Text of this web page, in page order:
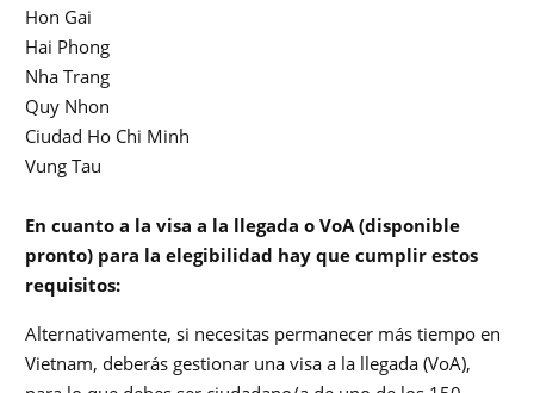
Hon Gai
Hai Phong
Nha Trang
Quy Nhon
Ciudad Ho Chi Minh
Vung Tau
En cuanto a la visa a la llegada o VoA (disponible
pronto) para la elegibilidad hay que cumplir estos
requisitos:
Alternativamente, si necesitas permanecer más tiempo en
Vietnam, deberás gestionar una visa a la llegada (VoA),